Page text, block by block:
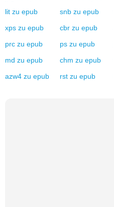
lit zu epub snb zu epub
xps zu epub cbr zu epub
prc zu epub ps zu epub
md zu epub chm zu epub
azw4 zu epub rst zu epub